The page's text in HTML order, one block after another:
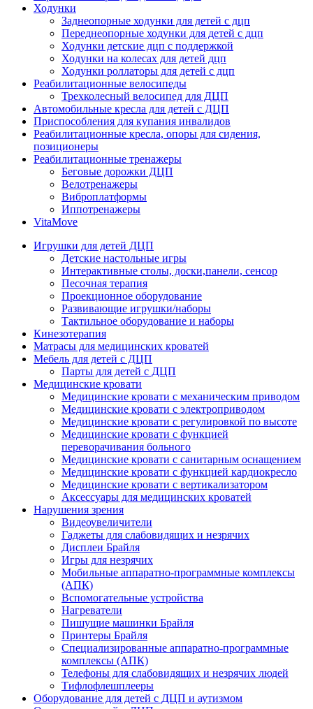
Ходунки
Заднеопорные ходунки для детей с дцп
Переднеопорные ходунки для детей с дцп
Ходунки детские дцп с поддержкой
Ходунки на колесах для детей дцп
Ходунки роллаторы для детей с дцп
Реабилитационные велосипеды
Трехколесный велосипед для ДЦП
Автомобильные кресла для детей с ДЦП
Приспособления для купания инвалидов
Реабилитационные кресла, опоры для сидения,
позиционеры
Реабилитационные тренажеры
Беговые дорожки ДЦП
Велотренажеры
Виброплатформы
Иппотренажеры
VitaMove
Игрушки для детей ДЦП
Детские настольные игры
Интерактивные столы, доски,панели, сенсор
Песочная терапия
Проекционное оборудование
Развивающие игрушки/наборы
Тактильное оборудование и наборы
Кинезотерапия
Матрасы для медицинских кроватей
Мебель для детей с ДЦП
Парты для детей с ДЦП
Медицинские кровати
Медицинские кровати с механическим приводом
Медицинские кровати с электроприводом
Медицинские кровати с регулировкой по высоте
Медицинские кровати с функцией
переворачивания больного
Медицинские кровати с санитарным оснащением
Медицинские кровати с функцией кардиокресло
Медицинские кровати с вертикализатором
Аксессуары для медицинских кроватей
Нарушения зрения
Видеоувеличители
Гаджеты для слабовидящих и незрячих
Дисплеи Брайля
Игры для незрячих
Мобильные аппаратно-программные комплексы
(АПК)
Вспомогательные устройства
Нагреватели
Пишущие машинки Брайля
Принтеры Брайля
Специализированные аппаратно-программные
комплексы (АПК)
Телефоны для слабовидящих и незрячих людей
Тифлофлешплееры
Оборудование для детей с ДЦП и аутизмом